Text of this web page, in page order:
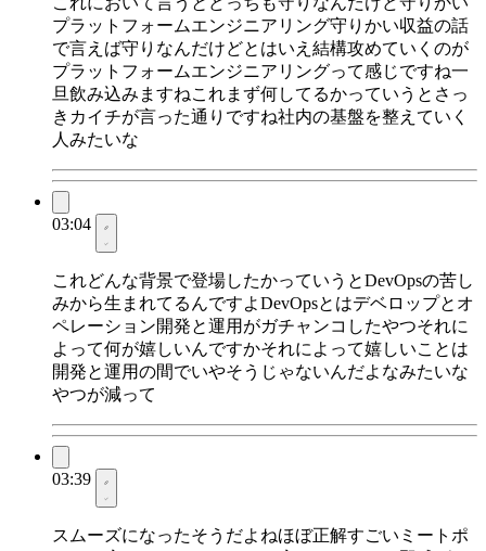
プラットフォームエンジニアリング守りかい収益の話
で言えば守りなんだけどとはいえ結構攻めていくのが
プラットフォームエンジニアリングって感じですね一
旦飲み込みますねこれまず何してるかっていうとさっ
きカイチが言った通りですね社内の基盤を整えていく
人みたいな
03:04
これどんな背景で登場したかっていうとDevOpsの苦し
みから生まれてるんですよDevOpsとはデベロップとオ
ペレーション開発と運用がガチャンコしたやつそれに
よって何が嬉しいんですかそれによって嬉しいことは
開発と運用の間でいやそうじゃないんだよなみたいな
やつが減って
03:39
スムーズになったそうだよねほぼ正解すごいミートポ